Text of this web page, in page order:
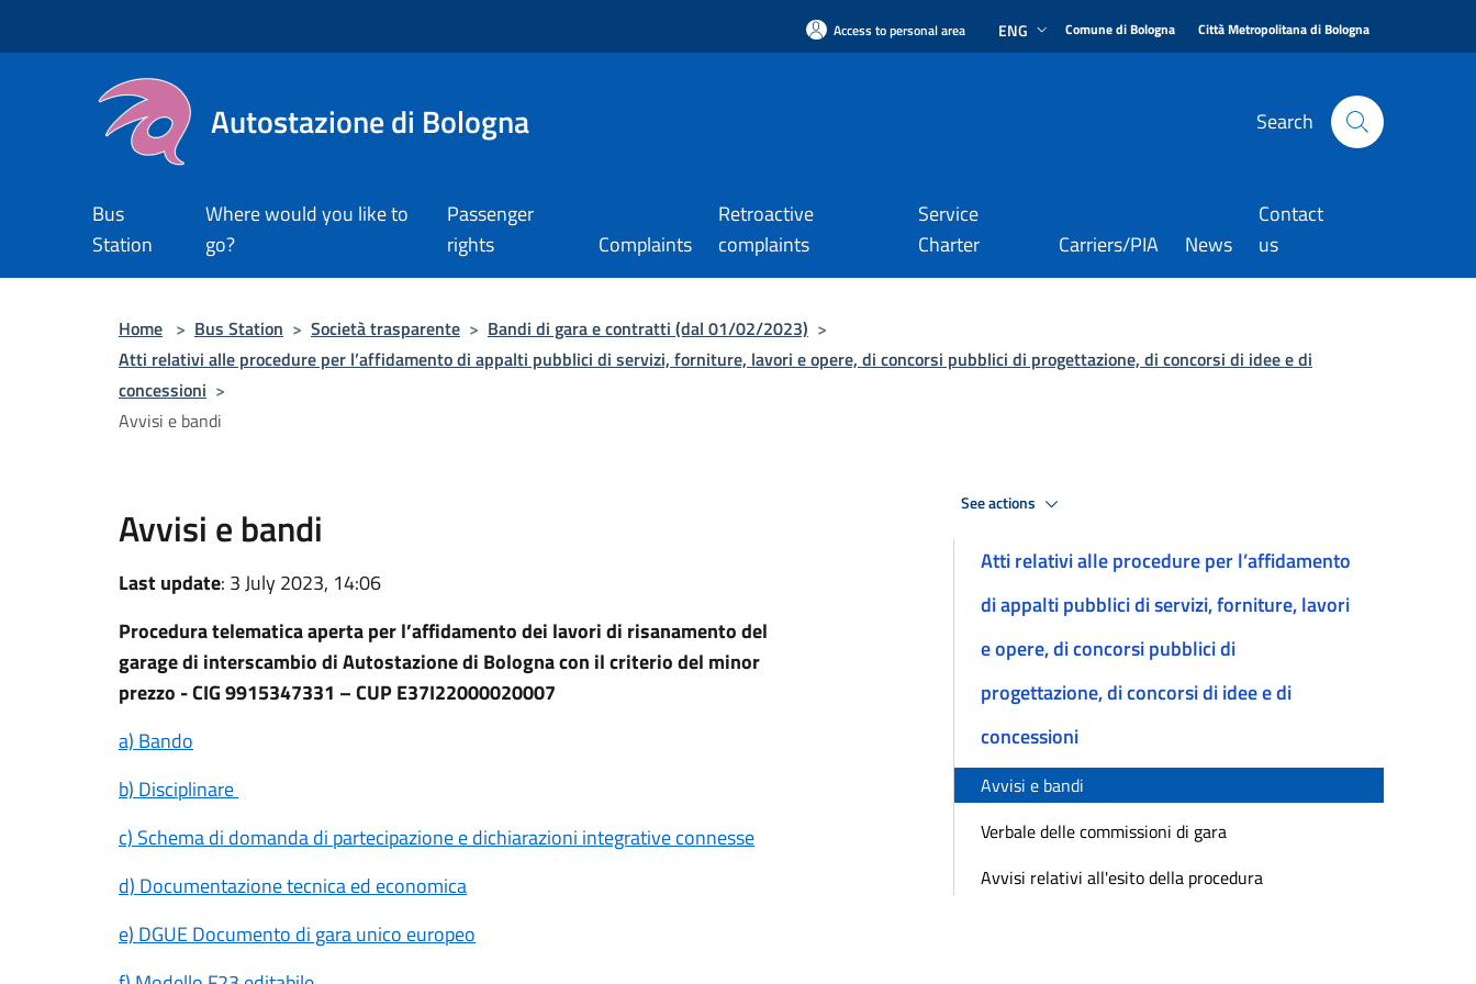
Access to personal area ENG Comune di Bologna Città Metropolitana di Bologna
Autostazione di Bologna Search
Bus
Station
Where would you like to
go?
Passenger
rights
Complaints
Retroactive
complaints
Service
Charter
Carriers/PIA News
Contact
us
Home > Bus Station > Società trasparente > Bandi di gara e contratti (dal 01/02/2023) >
Atti relativi alle procedure per l’affidamento di appalti pubblici di servizi, forniture, lavori e opere, di concorsi pubblici di progettazione, di concorsi di idee e di
concessioni >
Avvisi e bandi
Avvisi e bandi
Last update: 3 July 2023, 14:06
Procedura telematica aperta per l’affidamento dei lavori di risanamento del
garage di interscambio di Autostazione di Bologna con il criterio del minor
prezzo - CIG 9915347331 – CUP E37I22000020007
a) Bando
b) Disciplinare
c) Schema di domanda di partecipazione e dichiarazioni integrative connesse
d) Documentazione tecnica ed economica
e) DGUE Documento di gara unico europeo
See actions
Atti relativi alle procedure per l’affidamento
di appalti pubblici di servizi, forniture, lavori
e opere, di concorsi pubblici di
progettazione, di concorsi di idee e di
concessioni
Avvisi e bandi
Verbale delle commissioni di gara
Avvisi relativi all'esito della procedura